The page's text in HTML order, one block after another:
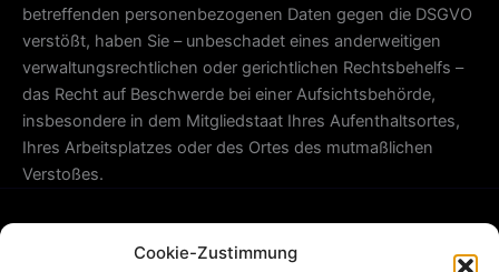
Cookie-Zustimmung
betreffenden personenbezogenen Daten gegen die DSGVO
verstößt, haben Sie – unbeschadet eines anderweitigen
verwaltungsrechtlichen oder gerichtlichen Rechtsbehelfs –
das Recht auf Beschwerde bei einer Aufsichtsbehörde,
insbesondere in dem Mitgliedstaat Ihres Aufenthaltsortes,
Ihres Arbeitsplatzes oder des Ortes des mutmaßlichen
Verstoßes.
FAQ